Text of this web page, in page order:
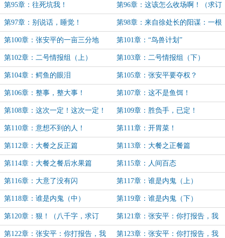
题？ 锅？做梦！
第95章：往死坑我！ 第96章：这该怎么收场啊！（求订
阅！）
第97章：别说话，睡觉！ 第98章：来自徐处长的阳谋：一根
刺！
第100章：张安平的一亩三分地 第101章：“鸟兽计划”
第102章：二号情报组（上） 第103章：二号情报组（下）
第104章：鳄鱼的眼泪 第105章：张安平要夺权？
第106章：整事，整大事！ 第107章：这不是鱼饵！
第108章：这次一定！这次一定！ 第109章：胜负手，已定！
第110章：意想不到的人！ 第111章：开胃菜！
第112章：大餐之反正篇 第113章：大餐之正餐篇
第114章：大餐之餐后水果篇 第115章：人间百态
第116章：大意了没有闪 第117章：谁是内鬼（上）
第118章：谁是内鬼（中） 第119章：谁是内鬼（下）
第120章：狠！（八千字，求订
阅……）
第121章：张安平：你打报告，我
批条子（上）
第122章：张安平：你打报告，我 第123章：张安平：你打报告，我